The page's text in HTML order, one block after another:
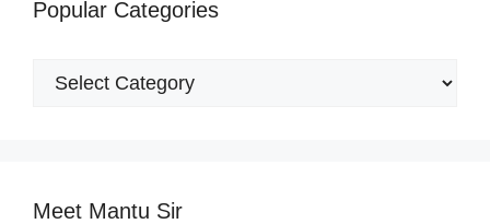
Popular Categories
Popular
Meet Mantu Sir